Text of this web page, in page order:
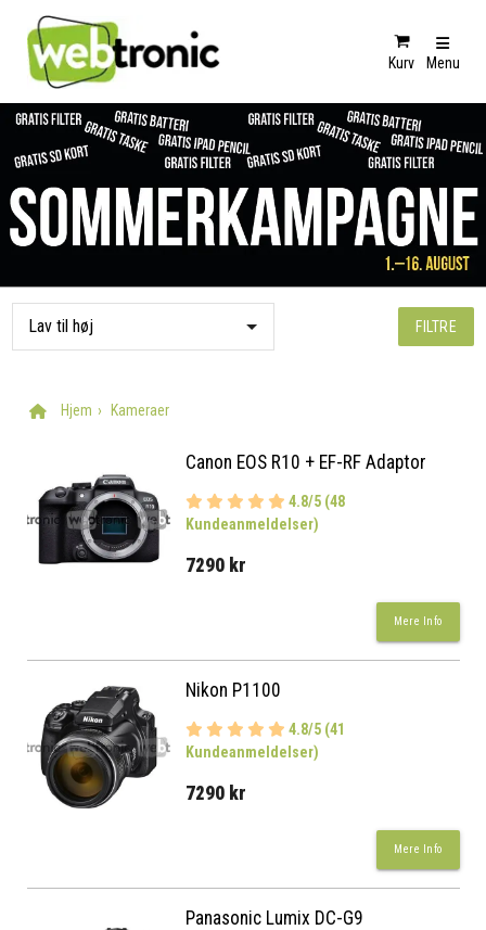
Kurv Menu
FILTRE
Hjem Kameraer
Canon EOS R10 + EF-RF Adaptor
4.8/5 (48
Kundeanmeldelser)
7290 kr
Mere Info
Nikon P1100
4.8/5 (41
Kundeanmeldelser)
7290 kr
Mere Info
Panasonic Lumix DC-G9